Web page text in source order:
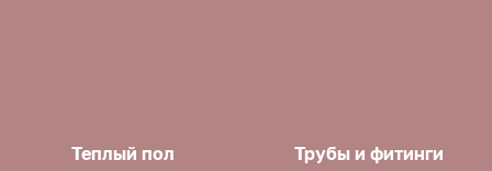
Теплый пол Трубы и фитинги